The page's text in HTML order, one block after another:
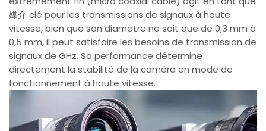
媒介 clé pour les transmissions de signaux à haute
vitesse, bien que son diamètre ne soit que de 0,3 mm à
0,5 mm, il peut satisfaire les besoins de transmission de
signaux de GHz. Sa performance détermine
directement la stabilité de la caméra en mode de
fonctionnement à haute vitesse.